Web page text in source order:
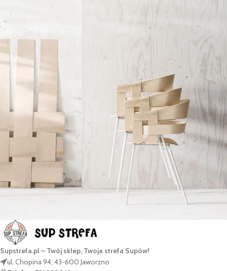
Imperdiet mauris a nontin
Supstrefa.pl – Twój sklep, Twoja strefa Supów!
ul. Chopina 94, 43-600 Jaworzno